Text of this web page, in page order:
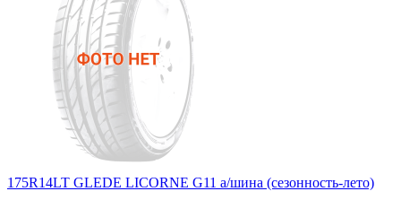
175R14LT GLEDE LICORNE G11 а/шина (сезонность-лето)